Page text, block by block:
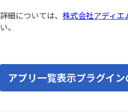
詳細については、 株式会社アディエ
い。
アプリ一覧表示プラグイ